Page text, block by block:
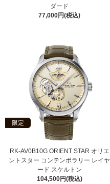
ダード
77,000円(税込)
限定
RK-AV0B10G ORIENT STAR オリエ
ントスター コンテンポラリー レイヤ
ード スケルトン
104,500円(税込)